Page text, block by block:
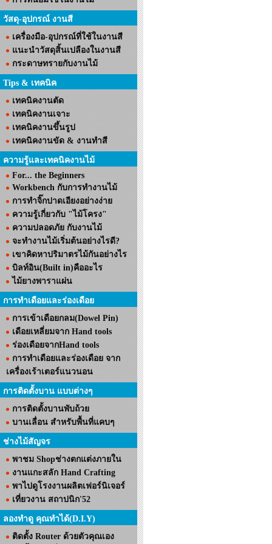
วัสดุ-อุปกรณ์ งานสี
เครื่องมือ-อุปกรณ์ที่ใช้ในงานสี
แนะนำวัสดุสิ้นเปลืองในงานสี
กระดาษทรายกับงานไม้
Tips & เทคนิค
เทคนิคงานตัด
เทคนิคงานเจาะ
เทคนิคงานขึ้นรูป
เทคนิคงานขัด & งานทำสี
ความรู้และเทคนิคงานไม้
For... the Beginners
Workbench กับการทำงานไม้
การทำจิ๊กปาดเอียงอย่างง่าย
ความรู้เกี่ยวกับ "ไม้โครง"
ความปลอดภัย กับงานไม้
จะทำงานไม้เริ่มต้นอย่างไรดี?
เขาคิดหาปริมาตรไม้กันอย่างไร
บิลท์อิน(Built in)คืออะไร
ไม้ยางพาราแผ่น
การทำเดือยและร่องเดือย
การเข้าเดือยกลม(Dowel Pin)
เดือยเหลี่ยมจาก Hand tools
ร่องเดือยจากHand tools
การทำเดือยและร่องเดือย จาก
เครื่องเร้าเตอร์แนวนอน
การติดตั้งบาน แบบต่างๆ
การติดตั้งบานพับถ้วย
บานเลื่อน สำหรับพื้นที่แคบๆ
ช่างไม้สัญจร
พาชม Shopช่างตกแต่งภายใน
งานแกะสลัก Hand Crafting
พาไปดูโรงงานผลิตเฟอร์นิเจอร์
เที่ยวงาน สถาปนิก'52
ลองทำดู คุณทำได้(D.I.Y)
ติดตั้ง Router ด้วยตัวคุณเอง